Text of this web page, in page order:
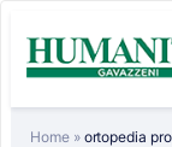
content
Home» ortopedia